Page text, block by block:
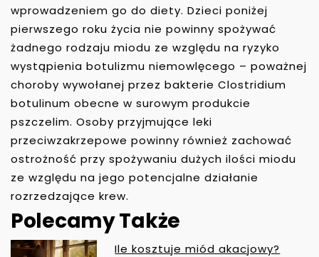
wprowadzeniem go do diety. Dzieci poniżej
pierwszego roku życia nie powinny spożywać
żadnego rodzaju miodu ze względu na ryzyko
wystąpienia botulizmu niemowlęcego – poważnej
choroby wywołanej przez bakterie Clostridium
botulinum obecne w surowym produkcie
pszczelim. Osoby przyjmujące leki
przeciwzakrzepowe powinny również zachować
ostrożność przy spożywaniu dużych ilości miodu
ze względu na jego potencjalne działanie
rozrzedzające krew.
Polecamy Także
Ile kosztuje miód akacjowy?